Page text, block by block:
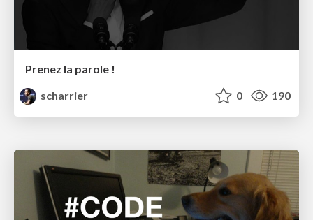
Prenez la parole !
scharrier
0 190